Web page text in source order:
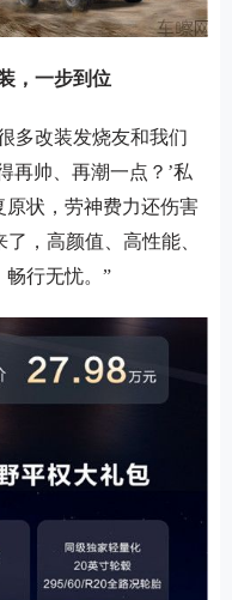
，一步到位
多改装发烧友和我们
再帅、再潮一点？’私
状，劳神费力还伤害
，高颜值、高性能、
畅行无忧。”